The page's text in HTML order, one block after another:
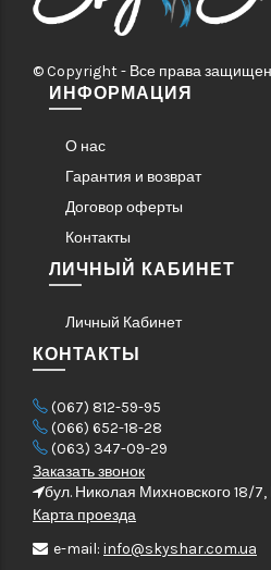
© Copyright - Все права
ИНФОРМАЦИЯ
О нас
Гарантия и возврат
Договор оферты
Контакты
ЛИЧНЫЙ КАБИНЕТ
Личный Кабинет
КОНТАКТЫ
(067) 812-59-95
(066) 652-18-28
(063) 347-09-29
Заказать звонок
бул. Николая Михновского 18/7,
Карта проезда
e-mail: info@skyshar.com.ua